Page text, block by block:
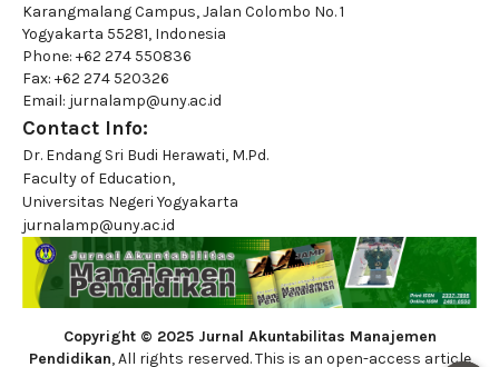
Karangmalang Campus, Jalan Colombo No. 1
Yogyakarta 55281, Indonesia
Phone: +62 274 550836
Fax: +62 274 520326
Email: jurnalamp@uny.ac.id
Contact Info:
Dr. Endang Sri Budi Herawati, M.Pd.
Faculty of Education,
Universitas Negeri Yogyakarta
jurnalamp@uny.ac.id
Copyright © 2025 Jurnal Akuntabilitas Manajemen
Pendidikan, All rights reserved. This is an open-access article